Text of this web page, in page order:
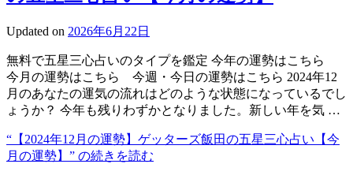
Updated on 2026年6月22日
無料で五星三心占いのタイプを鑑定 今年の運勢はこちら
今月の運勢はこちら 今週・今日の運勢はこちら 2024年12
月のあなたの運気の流れはどのような状態になっているでし
ょうか？ 今年も残りわずかとなりました。新しい年を気 …
“【2024年12月の運勢】ゲッターズ飯田の五星三心占い【今
月の運勢】” の続きを読む